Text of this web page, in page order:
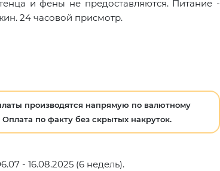
и фены не предоставляются. Питание -
24 часовой присмотр.
производятся напрямую по валютному
по факту без скрытых накруток.
- 16.08.2025 (6 недель).